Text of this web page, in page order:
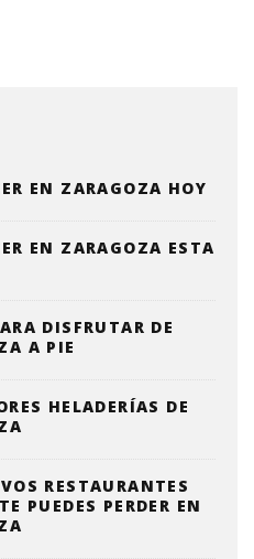
EN ZARAGOZA HOY
EN ZARAGOZA ESTA
DISFRUTAR DE
A PIE
HELADERÍAS DE
RESTAURANTES
PUEDES PERDER EN